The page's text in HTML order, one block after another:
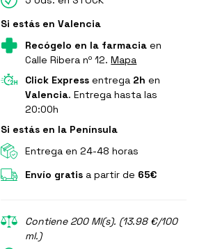
Si estás en Valencia
Recógelo en la farmacia en
Calle Ribera nº 12.Mapa
Click Express entrega 2h en
Valencia. Entrega hasta las
20:00h
Si estás en la Península
Entrega en 24-48 horas
Envío gratis a partir de 65€
Contiene 200 Ml(s). (13.98 €/100
ml.)